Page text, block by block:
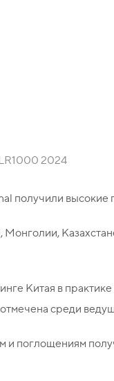
2024
получили высокие
Китая в
среди
и поглощениям